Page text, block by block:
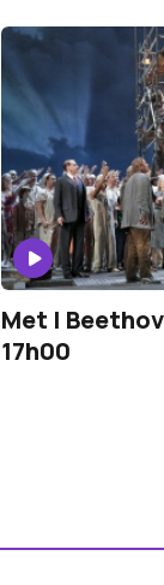
Met |
17h00